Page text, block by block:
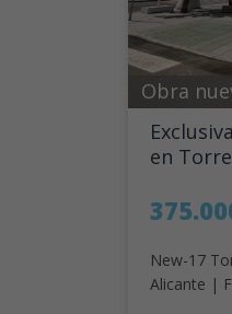
Obra
en
New-17
Alicante |